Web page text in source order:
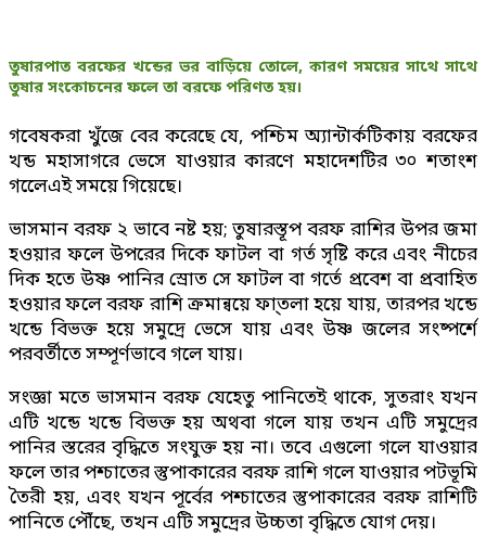
তুষারপাত বরফের খন্ডের ভর বাড়িয়ে তোলে, কারণ সময়ের সাথে সাথে
তুষার সংকোচনের ফলে তা বরফে পরিণত হয়।
গবেষকরা খুঁজে বের করেছে যে, পশ্চিম অ্যান্টার্কটিকায় বরফের
খন্ড মহাসাগরে ভেসে যাওয়ার কারণে মহাদেশটির ৩০ শতাংশ
গলেেএই সময়ে গিয়েছে।
ভাসমান বরফ ২ ভাবে নষ্ট হয়; তুষারস্তূপ বরফ রাশির উপর জমা
হওয়ার ফলে উপরের দিকে ফাটল বা গর্ত সৃষ্টি করে এবং নীচের
দিক হতে উষ্ণ পানির স্রোত সে ফাটল বা গর্তে প্রবেশ বা প্রবাহিত
হওয়ার ফলে বরফ রাশি ক্রমান্বয়ে ফা্তলা হয়ে যায়, তারপর খন্ডে
খন্ডে বিভক্ত হয়ে সমুদ্রে ভেসে যায় এবং উষ্ণ জলের সংষ্পর্শে
পরবর্তীতে সম্পূর্ণভাবে গলে যায়।
সংজ্ঞা মতে ভাসমান বরফ যেহেতু পানিতেই থাকে, সুতরাং যখন
এটি খন্ডে খন্ডে বিভক্ত হয় অথবা গলে যায় তখন এটি সমুদ্রের
পানির স্তরের বৃদ্ধিতে সংযুক্ত হয় না। তবে এগুলো গলে যাওয়ার
ফলে তার পশ্চাতের স্তুপাকারের বরফ রাশি গলে যাওয়ার পটভূমি
তৈরী হয়, এবং যখন পূর্বের পশ্চাতের স্তুপাকারের বরফ রাশিটি
পানিতে পৌঁছে, তখন এটি সমুদ্রের উচ্চতা বৃদ্ধিতে যোগ দেয়।